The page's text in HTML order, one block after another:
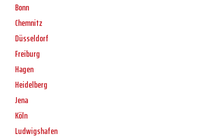
Bonn
Chemnitz
Düsseldorf
Freiburg
Hagen
Heidelberg
Jena
Köln
Ludwigshafen